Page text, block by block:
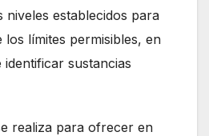
niveles establecidos para
los límites permisibles, en
sustancias
realiza para ofrecer en